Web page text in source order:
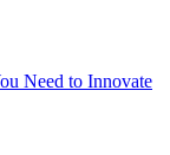
Need to Innovate